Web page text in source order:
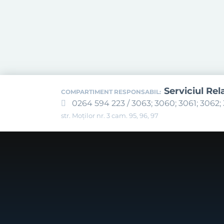
COMPARTIMENT RESPONSABIL: Serviciul
0264 594 223 / 3063; 3060; 3061; 3062;
str. Moților nr. 3 cam. 95, 96, 97